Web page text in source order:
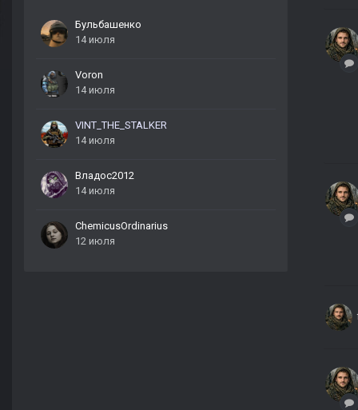
Бульбашенко
14 июля
Voron
14 июля
VINT_THE_STALKER
14 июля
Владос2012
14 июля
ChemicusOrdinarius
12 июля